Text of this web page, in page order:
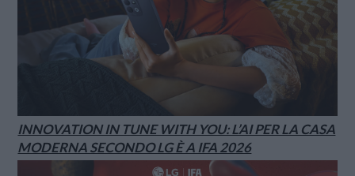
INNOVATION IN TUNE WITH YOU: L’AI PER LA CASA
MODERNA SECONDO LG È A IFA 2026